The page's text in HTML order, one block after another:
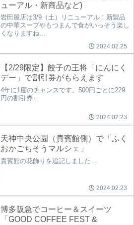
ューアル・新商品など)
岩田屋店は3/9（土）リニューアル！新製品
の中華スープやもつまんで食がいっそう楽し
くなりますね…
2024.02.25
【2/29限定】餃子の王将「にんにく
デー」で割引券がもらえます
4年に1度のチャンスです。500円ごとに229
円の割引券…
2024.02.23
天神中央公園（貴賓館側）で「ふく
おかごちそうマルシェ」
貴賓館の花飾りを追記しました…
2024.02.23
博多阪急でコーヒー＆スイーツ
「GOOD COFFEE FEST &